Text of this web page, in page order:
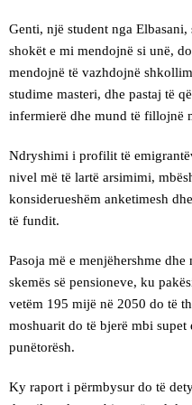
Genti, një student nga Elbasani,
shokët e mi mendojnë si unë,
mendojnë të vazhdojnë
studime masteri, dhe pastaj të
infermierë dhe mund të fillojnë
Ndryshimi i profilit të
nivel më të lartë arsimimi,
konsiderueshëm anketimesh
të fundit.
Pasoja më e menjëhershme
skemës së pensioneve, ku
vetëm 195 mijë në 2050 do të
moshuarit do të bjerë mbi
punëtorësh.
Ky raport i përmbysur do të